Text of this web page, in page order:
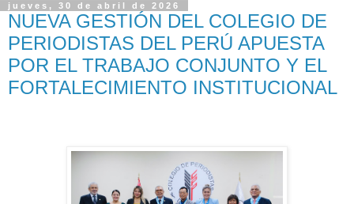
jueves, 30 de abril de 2026
NUEVA GESTIÓN DEL COLEGIO DE
PERIODISTAS DEL PERÚ APUESTA
POR EL TRABAJO CONJUNTO Y EL
FORTALECIMIENTO INSTITUCIONAL